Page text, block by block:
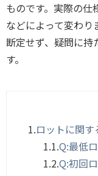
ものです。実際の仕
などによって変わり
断定せず、疑問に持
す。
1.ロットに関
1.1.Q:最低
1.2.Q:初回